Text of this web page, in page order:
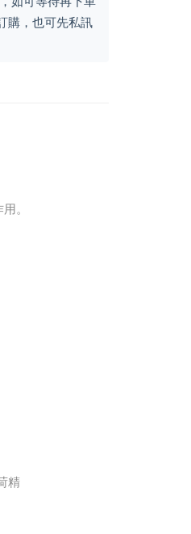
購，也可先私訊
。
精